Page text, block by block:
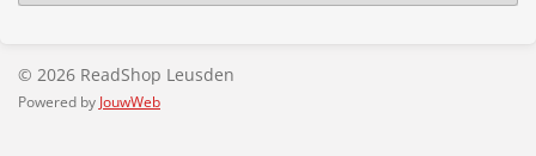
© 2026 ReadShop Leusden
Powered by JouwWeb